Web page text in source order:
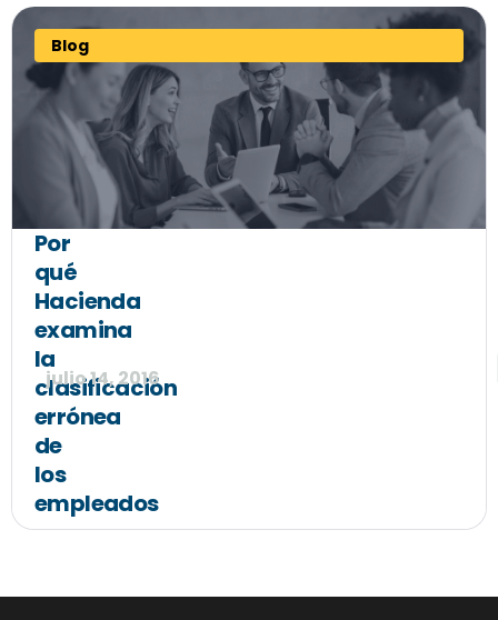
Blog
Por
qué
Hacienda
examina
la
clasificación
errónea
de
los
empleados
julio 14, 2016